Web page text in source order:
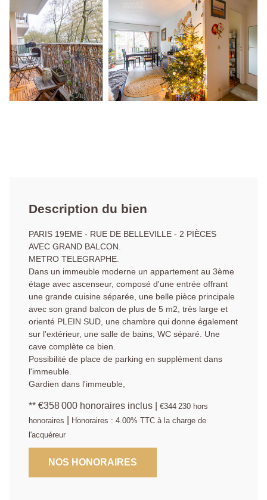
Description du bien
PARIS 19EME - RUE DE BELLEVILLE - 2 PIÈCES
AVEC GRAND BALCON.
METRO TELEGRAPHE.
Dans un immeuble moderne un appartement au 3ème
étage avec ascenseur, composé d'une entrée offrant
une grande cuisine séparée, une belle pièce principale
avec son grand balcon de plus de 5 m2, très large et
orienté PLEIN SUD, une chambre qui donne également
sur l'extérieur, une salle de bains, WC séparé. Une
cave complète ce bien.
Possibilité de place de parking en supplément dans
l'immeuble.
Gardien dans l'immeuble,
** €358 000 honoraires inclus €344 230 hors
honoraires
Honoraires : 4.00% TTC à la charge de
l'acquéreur
NOS HONORAIRES